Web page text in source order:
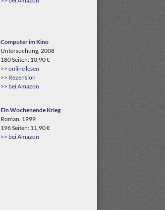
Computer im Kino
Untersuchung, 2008
180 Seiten: 10,90 €
>> online lesen
>> Rezension
>> bei Amazon
Ein Wochenende Krieg
Roman, 1999
196 Seiten: 11,90 €
>> bei Amazon